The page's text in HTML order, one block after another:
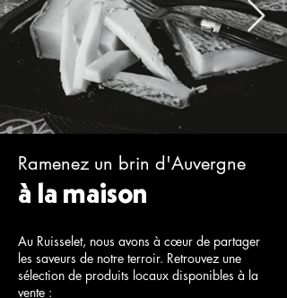
Ramenez un brin d'Auvergne
à la maison
Au Ruisselet, nous avons à cœur de partager
les saveurs de notre terroir. Retrouvez une
sélection de produits locaux disponibles à la
vente :